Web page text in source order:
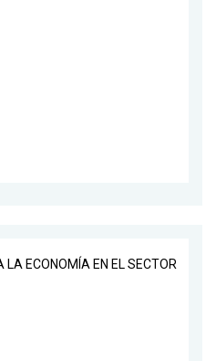
LA ECONOMÍA EN EL SECTOR